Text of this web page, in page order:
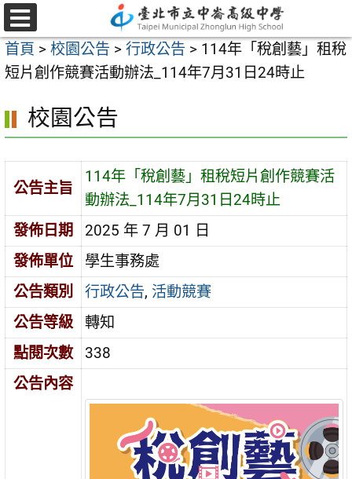
跳
至
主
要
容
選
單
首頁 > 校園公告 > 行政公告 > 114年「稅創藝」租稅
短片創作競賽活動辦法_114年7月31日24時止
校園公告
公告主旨
114年「稅創藝」租稅短片創作競賽活
動辦法_114年7月31日24時止
發佈日期
2025 年 7 月 01 日
發佈單位
學生事務處
公告類別
行政公告, 活動競賽
公告等級
轉知
點閱次數
338
公告內容